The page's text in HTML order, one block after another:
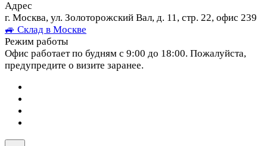
Адрес
г. Москва, ул. Золоторожский Вал, д. 11, стр. 22, офис 239
🚙 Склад в Москве
Режим работы
Офис работает по будням с 9:00 до 18:00. Пожалуйста,
предупредите о визите заранее.